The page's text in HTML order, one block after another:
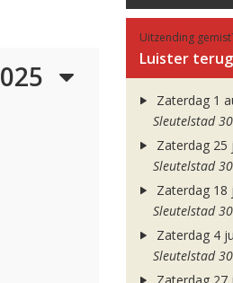
Uitzending
Luister terug
Zaterdag 1
Sleutelstad 30
Zaterdag 25
Sleutelstad 30
Zaterdag 18
Sleutelstad 30
Zaterdag 4
Sleutelstad 30